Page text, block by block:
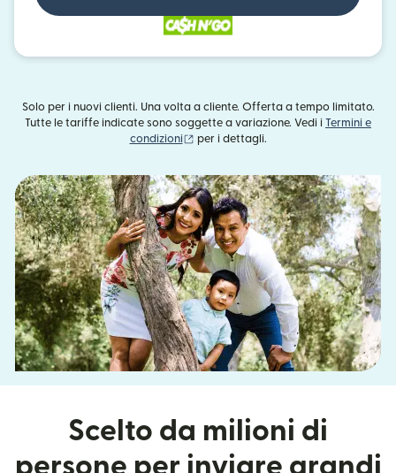
Solo per i nuovi clienti. Una volta a cliente. Offerta a tempo limitato.
Tutte le tariffe indicate sono soggette a variazione. Vedi i Termini e
condizioni
(si apre in una nuova finestra)
per i dettagli.
Scelto da milioni di
persone per inviare grandi